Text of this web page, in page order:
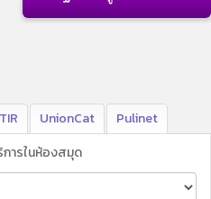
UnionCat
Pulinet
ารในห้องสมุด